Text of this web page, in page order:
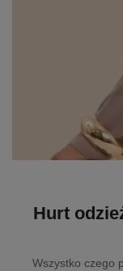
Hurt
Wszystko czego